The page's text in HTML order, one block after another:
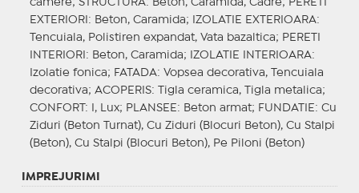
camere; STRUCTURA: Beton, Caramida, Cadre; PERETI
EXTERIORI : Beton, Caramida; IZOLATIE EXTERIOARA:
Tencuiala, Polistiren expandat, Vata bazaltica; PERETI
INTERIORI : Beton, Caramida; IZOLATIE INTERIOARA:
Izolatie fonica; FATADA: Vopsea decorativa, Tencuiala
decorativa; ACOPERIS: Tigla ceramica, Tigla metalica;
CONFORT : I, Lux; PLANSEE : Beton armat; FUNDATIE : Cu
Ziduri (Beton Turnat), Cu Ziduri (Blocuri Beton), Cu Stalpi
(Beton), Cu Stalpi (Blocuri Beton), Pe Piloni (Beton)
IMPREJURIMI